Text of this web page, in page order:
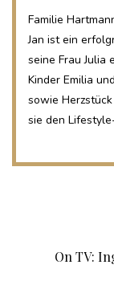
Familie
Jan ist ein
seine Frau Julia
Kinder Emilia
sowie
sie den
On TV: